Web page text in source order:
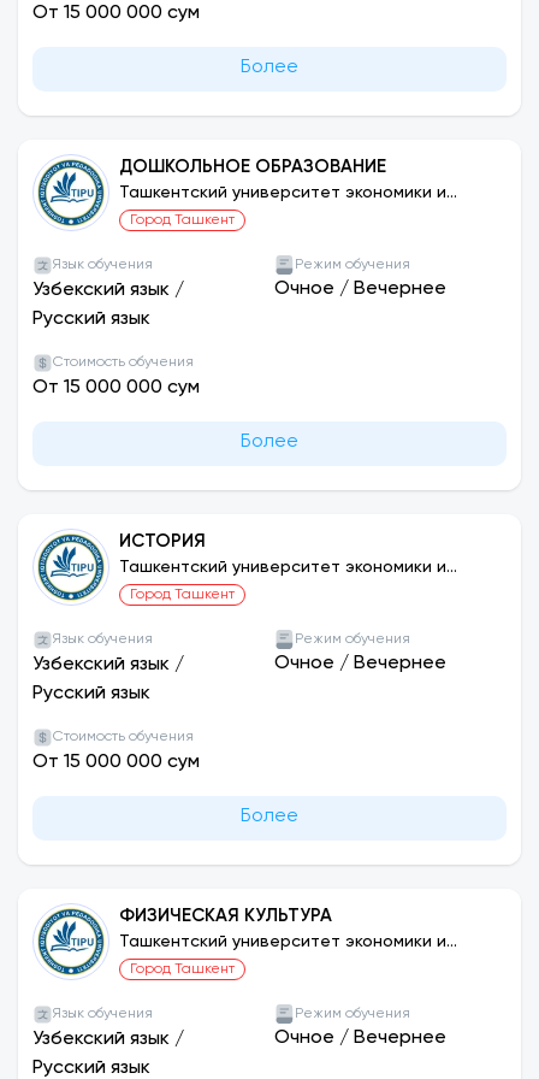
стипендии и гранты.
От 15 000 000 сум
Более
ДОШКОЛЬНОЕ ОБРАЗОВАНИЕ
Ташкентский университет экономики и
педагогики
Город Ташкент
Язык обучения
Узбекский язык /
Русский язык
Режим обучения
Очное / Вечернее
Стоимость обучения
От 15 000 000 сум
Более
ИСТОРИЯ
Ташкентский университет экономики и
педагогики
Город Ташкент
Язык обучения
Узбекский язык /
Русский язык
Режим обучения
Очное / Вечернее
Стоимость обучения
От 15 000 000 сум
Более
ФИЗИЧЕСКАЯ КУЛЬТУРА
Ташкентский университет экономики и
педагогики
Город Ташкент
Язык обучения
Узбекский язык /
Русский язык
Режим обучения
Очное / Вечернее